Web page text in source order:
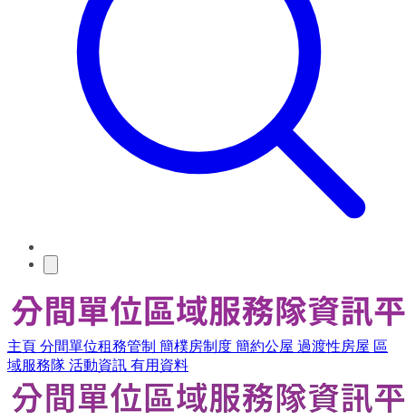
主頁 分間單位租務管制 簡樸房制度 簡約公屋 過渡性房屋 區
域服務隊 活動資訊 有用資料